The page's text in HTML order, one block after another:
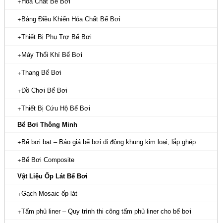
Bảng Điều Khiển Hóa Chất Bể Bơi
Thiết Bị Phụ Trợ Bể Bơi
Máy Thổi Khí Bể Bơi
Thang Bể Bơi
Đồ Chơi Bể Bơi
Thiết Bị Cứu Hộ Bể Bơi
Bể Bơi Thông Minh
Bể bơi bạt – Báo giá bể bơi di động khung kim loại, lắp ghép
Bể Bơi Composite
Vật Liệu Ốp Lát Bể Bơi
Gạch Mosaic ốp lát
Tấm phủ liner – Quy trình thi công tấm phủ liner cho bể bơi